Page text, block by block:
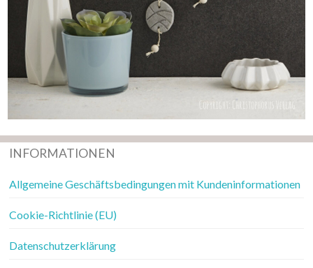
INFORMATIONEN
Allgemeine Geschäftsbedingungen mit Kundeninformationen
Cookie-Richtlinie (EU)
Datenschutzerklärung